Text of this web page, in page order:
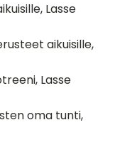
Lasse
aikuisille,
Lasse
oma tunti,